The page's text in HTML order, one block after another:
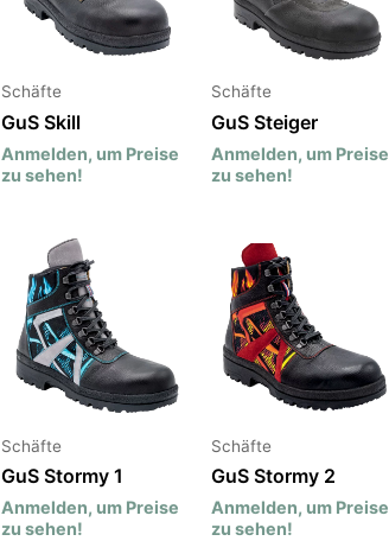
Schäfte
GuS Skill
Anmelden, um Preise
zu sehen!
Schäfte
GuS Steiger
Anmelden, um Preise
zu sehen!
Schäfte
GuS Stormy 1
Anmelden, um Preise
zu sehen!
Schäfte
GuS Stormy 2
Anmelden, um Preise
zu sehen!